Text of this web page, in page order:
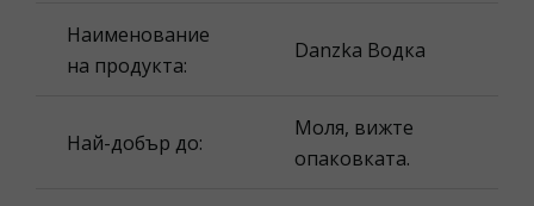
Наименование
на продукта:
Danzka Водка
Най-добър до:
Моля, вижте
опаковката.